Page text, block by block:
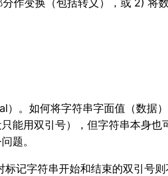
作变换（包括转义），或 2) 将
。如何将字符串字面值（数据
能用双引号），但字符串本身
题。
记字符串开始和结束的双引号则